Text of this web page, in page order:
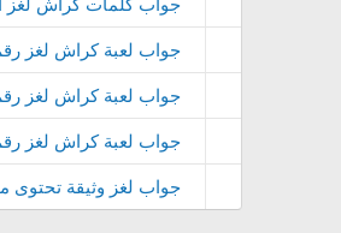
جواب لعبة كراش لغز رقم 28 رمضان, كراش الثامن والعشرون من رمضان , حل كراش كلمات
جواب لعبة كراش لغز رقم 25 رمضان, كراش الخامس والعشرون من رمضان , حل كراش كلمات
جواب لعبة كراش لغز رقم 20, كراش العشرون من رمضان , حل كراش كلمات
جواب لغز وثيقة تحتوى محضر